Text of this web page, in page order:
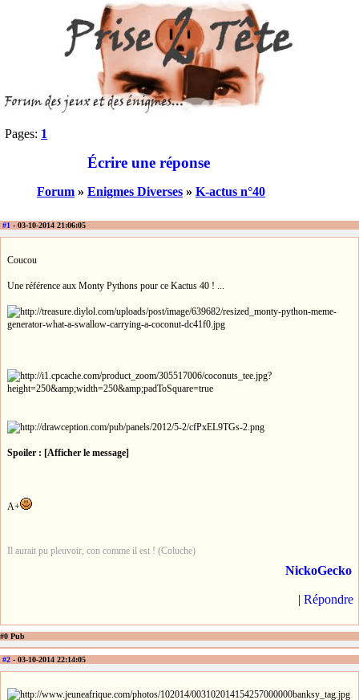
Pages: 1
Écrire une réponse
Forum » Enigmes Diverses » K-actus n°40
#1 - 03-10-2014 21:06:05
Coucou
Une référence aux Monty Pythons pour ce Kactus 40 ! ...
Spoiler : [Afficher le message]
A+
Il aurait pu pleuvoir, con comme il est ! (Coluche)
NickoGecko
| Répondre
#0 Pub
#2 - 03-10-2014 22:14:05